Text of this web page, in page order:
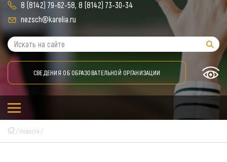
8 (8142) 79-62-58, 8 (8142) 73-30-34
nezsch@karelia.ru
СВЕДЕНИЯ ОБ ОБРАЗОВАТЕЛЬНОЙ ОРГАНИЗАЦИИ
Новости